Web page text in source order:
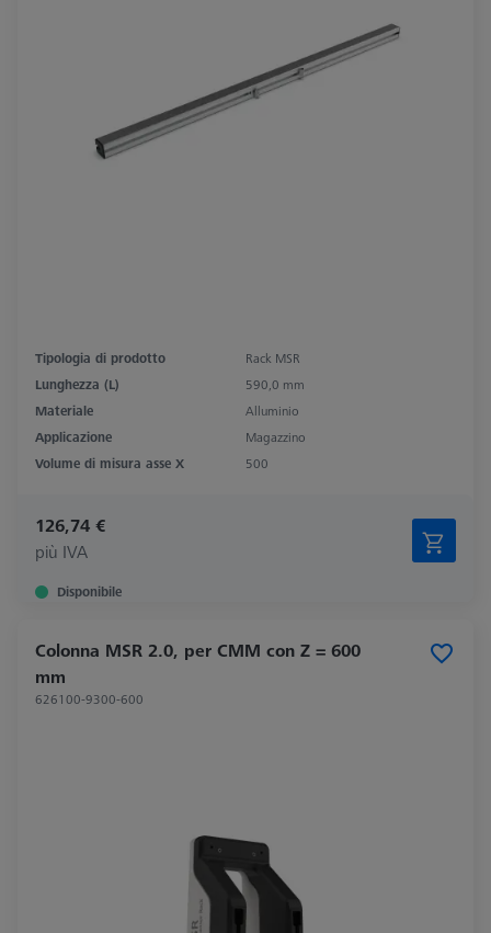
Tipologia di prodotto
Rack MSR
Lunghezza (L)
590,0 mm
Materiale
Alluminio
Applicazione
Magazzino
Volume di misura asse X
500
126,74 €
più IVA
Disponibile
Colonna MSR 2.0, per CMM con Z = 600
mm
626100-9300-600